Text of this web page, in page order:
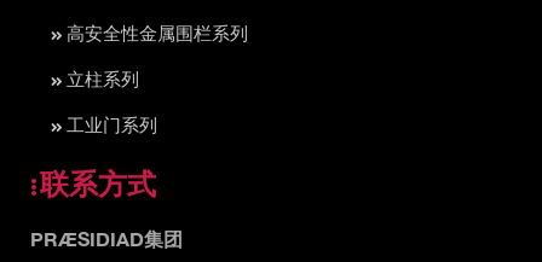
高安全性金属围栏系列
立柱系列
工业门系列
联系方式
PRÆSIDIAD集团